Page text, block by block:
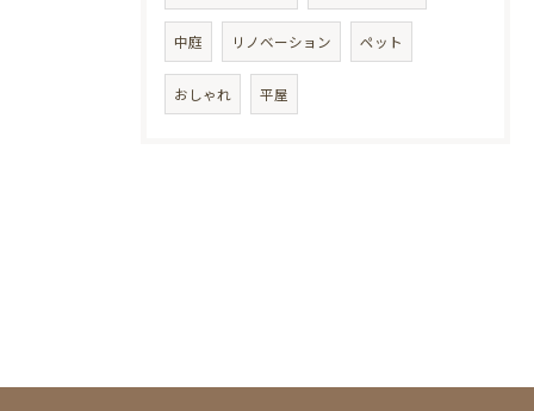
中庭 リノベーション ペット
おしゃれ 平屋